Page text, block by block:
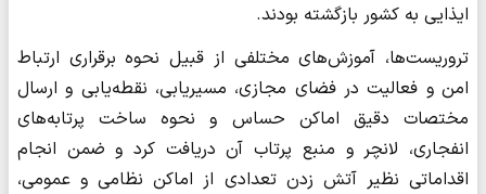
ایذایی به کشور بازگشته بودند.
تروریست‌ها، آموزش‌های مختلفی از قبیل نحوه برقراری ارتباط
امن و فعالیت در فضای مجازی، مسیریابی، نقطه‌یابی و ارسال
مختصات دقیق اماکن حساس و نحوه ساخت پرتابه‌های
انفجاری، لانچر و منبع پرتاب آن دریافت کرد و ضمن انجام
اقداماتی نظیر آتش زدن تعدادی از اماکن نظامی و عمومی،